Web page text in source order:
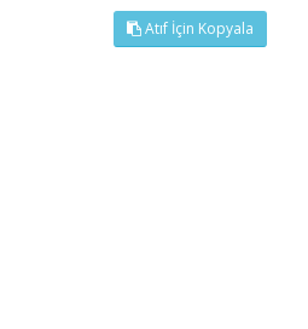
Atıf İçin Kopyala